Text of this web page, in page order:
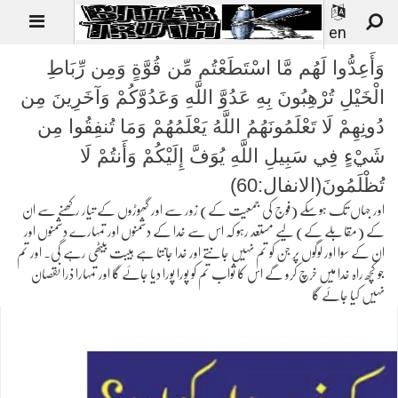
en
وَأَعِدُّوا لَهُم مَّا اسْتَطَعْتُم مِّن قُوَّةٍ وَمِن رِّبَاطِ
الْخَيْلِ تُرْهِبُونَ بِهِ عَدُوَّ اللَّهِ وَعَدُوَّكُمْ وَآخَرِينَ مِن
دُونِهِمْ لَا تَعْلَمُونَهُمُ اللَّهُ يَعْلَمُهُمْ وَمَا تُنفِقُوا مِن
شَيْءٍ فِي سَبِيلِ اللَّهِ يُوَفَّ إِلَيْكُمْ وَأَنتُمْ لَا
تُظْلَمُونَ(الانفال:60)
اور جہاں تک ہوسکے (فوج کی جمعیت کے) زور سے اور گھوڑوں کے تیار رکھنے سے ان
کے (مقابلے کے) لیے مستعد رہو کہ اس سے خدا کے دشمنوں اور تمہارے دشمنوں اور
ان کے سوا اور لوگوں پر جن کو تم نہیں جانتے اور خدا جانتا ہے ہیبت بیٹھی رہے گی۔ اور تم
جو کچھ راہ خدا میں خرچ کرو گے اس کا ثواب تم کو پورا پورا دیا جائے گا اور تمہارا ذرا نقصان
نہیں کیا جائے گا